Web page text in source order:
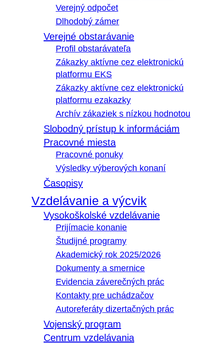
Verejný odpočet
Dlhodobý zámer
Verejné obstarávanie
Profil obstarávateľa
Zákazky aktívne cez elektronickú
platformu EKS
Zákazky aktívne cez elektronickú
platformu ezakazky
Archív zákaziek s nízkou hodnotou
Slobodný prístup k informáciám
Pracovné miesta
Pracovné ponuky
Výsledky výberových konaní
Časopisy
Vzdelávanie a výcvik
Vysokoškolské vzdelávanie
Prijímacie konanie
Študijné programy
Akademický rok 2025/2026
Dokumenty a smernice
Evidencia záverečných prác
Kontakty pre uchádzačov
Autoreferáty dizertačných prác
Vojenský program
Centrum vzdelávania